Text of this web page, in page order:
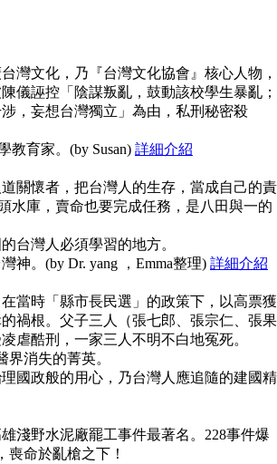
灣文化，乃『台灣文化協會』核心人物，
儀誣控「陰謀叛亂，鼓動該校學生暴亂；
，妄想台灣獨立」為由，私刑秘密殺
育家。(by Susan) 詳細介紹
關懷者，把台灣人的生存，當成自己的責
水庫，賣命也要完成任務，是八田與一的
台灣人必須學習的地方。
神。(by Dr. yang ，Emma整理) 詳細介紹
當時「縣市長民選」的政策下，以高票獲
禍根。父子三人（張七郎、張宗仁、張果
虐酷刑，一家三人不明不白地冤死。
消失的菁英。
國政般的用心，乃台灣人應追隨的建國精
淺野水泥廠罷工事件最著名。228事件爆
命於亂槍之下！